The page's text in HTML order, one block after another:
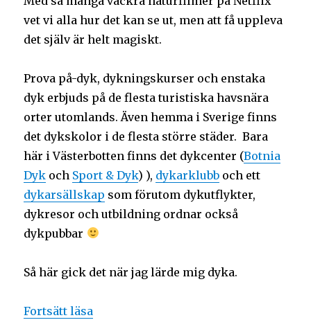
vet vi alla hur det kan se ut, men att få uppleva
det själv är helt magiskt.
Prova på-dyk, dykningskurser och enstaka
dyk erbjuds på de flesta turistiska havsnära
orter utomlands. Även hemma i Sverige finns
det dykskolor i de flesta större städer. Bara
här i Västerbotten finns det dykcenter (Botnia
Dyk och Sport & Dyk) ), dykarklubb och ett
dykarsällskap som förutom dykutflykter,
dykresor och utbildning ordnar också
dykpubbar
Så här gick det när jag lärde mig dyka.
Fortsätt läsa